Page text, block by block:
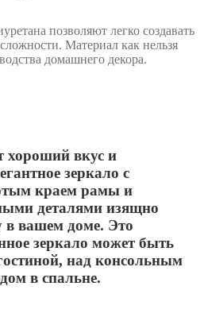
позволяют легко создавать
Материал как нельзя
домашнего декора.
хороший вкус и
зеркало с
краем рамы и
деталями изящно
в вашем доме. Это
зеркало может быть
над консольным
в спальне.